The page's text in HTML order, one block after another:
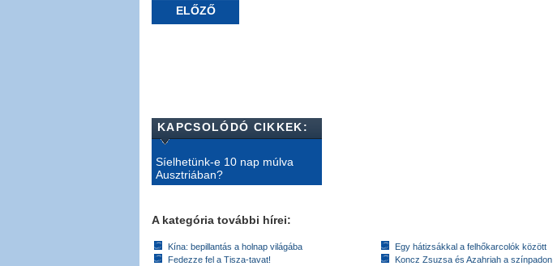
ELŐZŐ
KAPCSOLÓDÓ CIKKEK:
Síelhetünk-e 10 nap múlva
Ausztriában?
A kategória további hírei:
Kína: bepillantás a holnap világába
Fedezze fel a Tisza-tavat!
Egy hátizsákkal a felhőkarcolók között
Koncz Zsuzsa és Azahriah a színpadon